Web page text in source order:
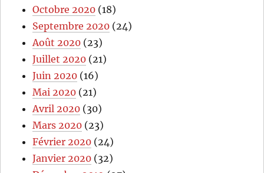
Octobre 2020 (18)
Septembre 2020 (24)
Août 2020 (23)
Juillet 2020 (21)
Juin 2020 (16)
Mai 2020 (21)
Avril 2020 (30)
Mars 2020 (23)
Février 2020 (24)
Janvier 2020 (32)